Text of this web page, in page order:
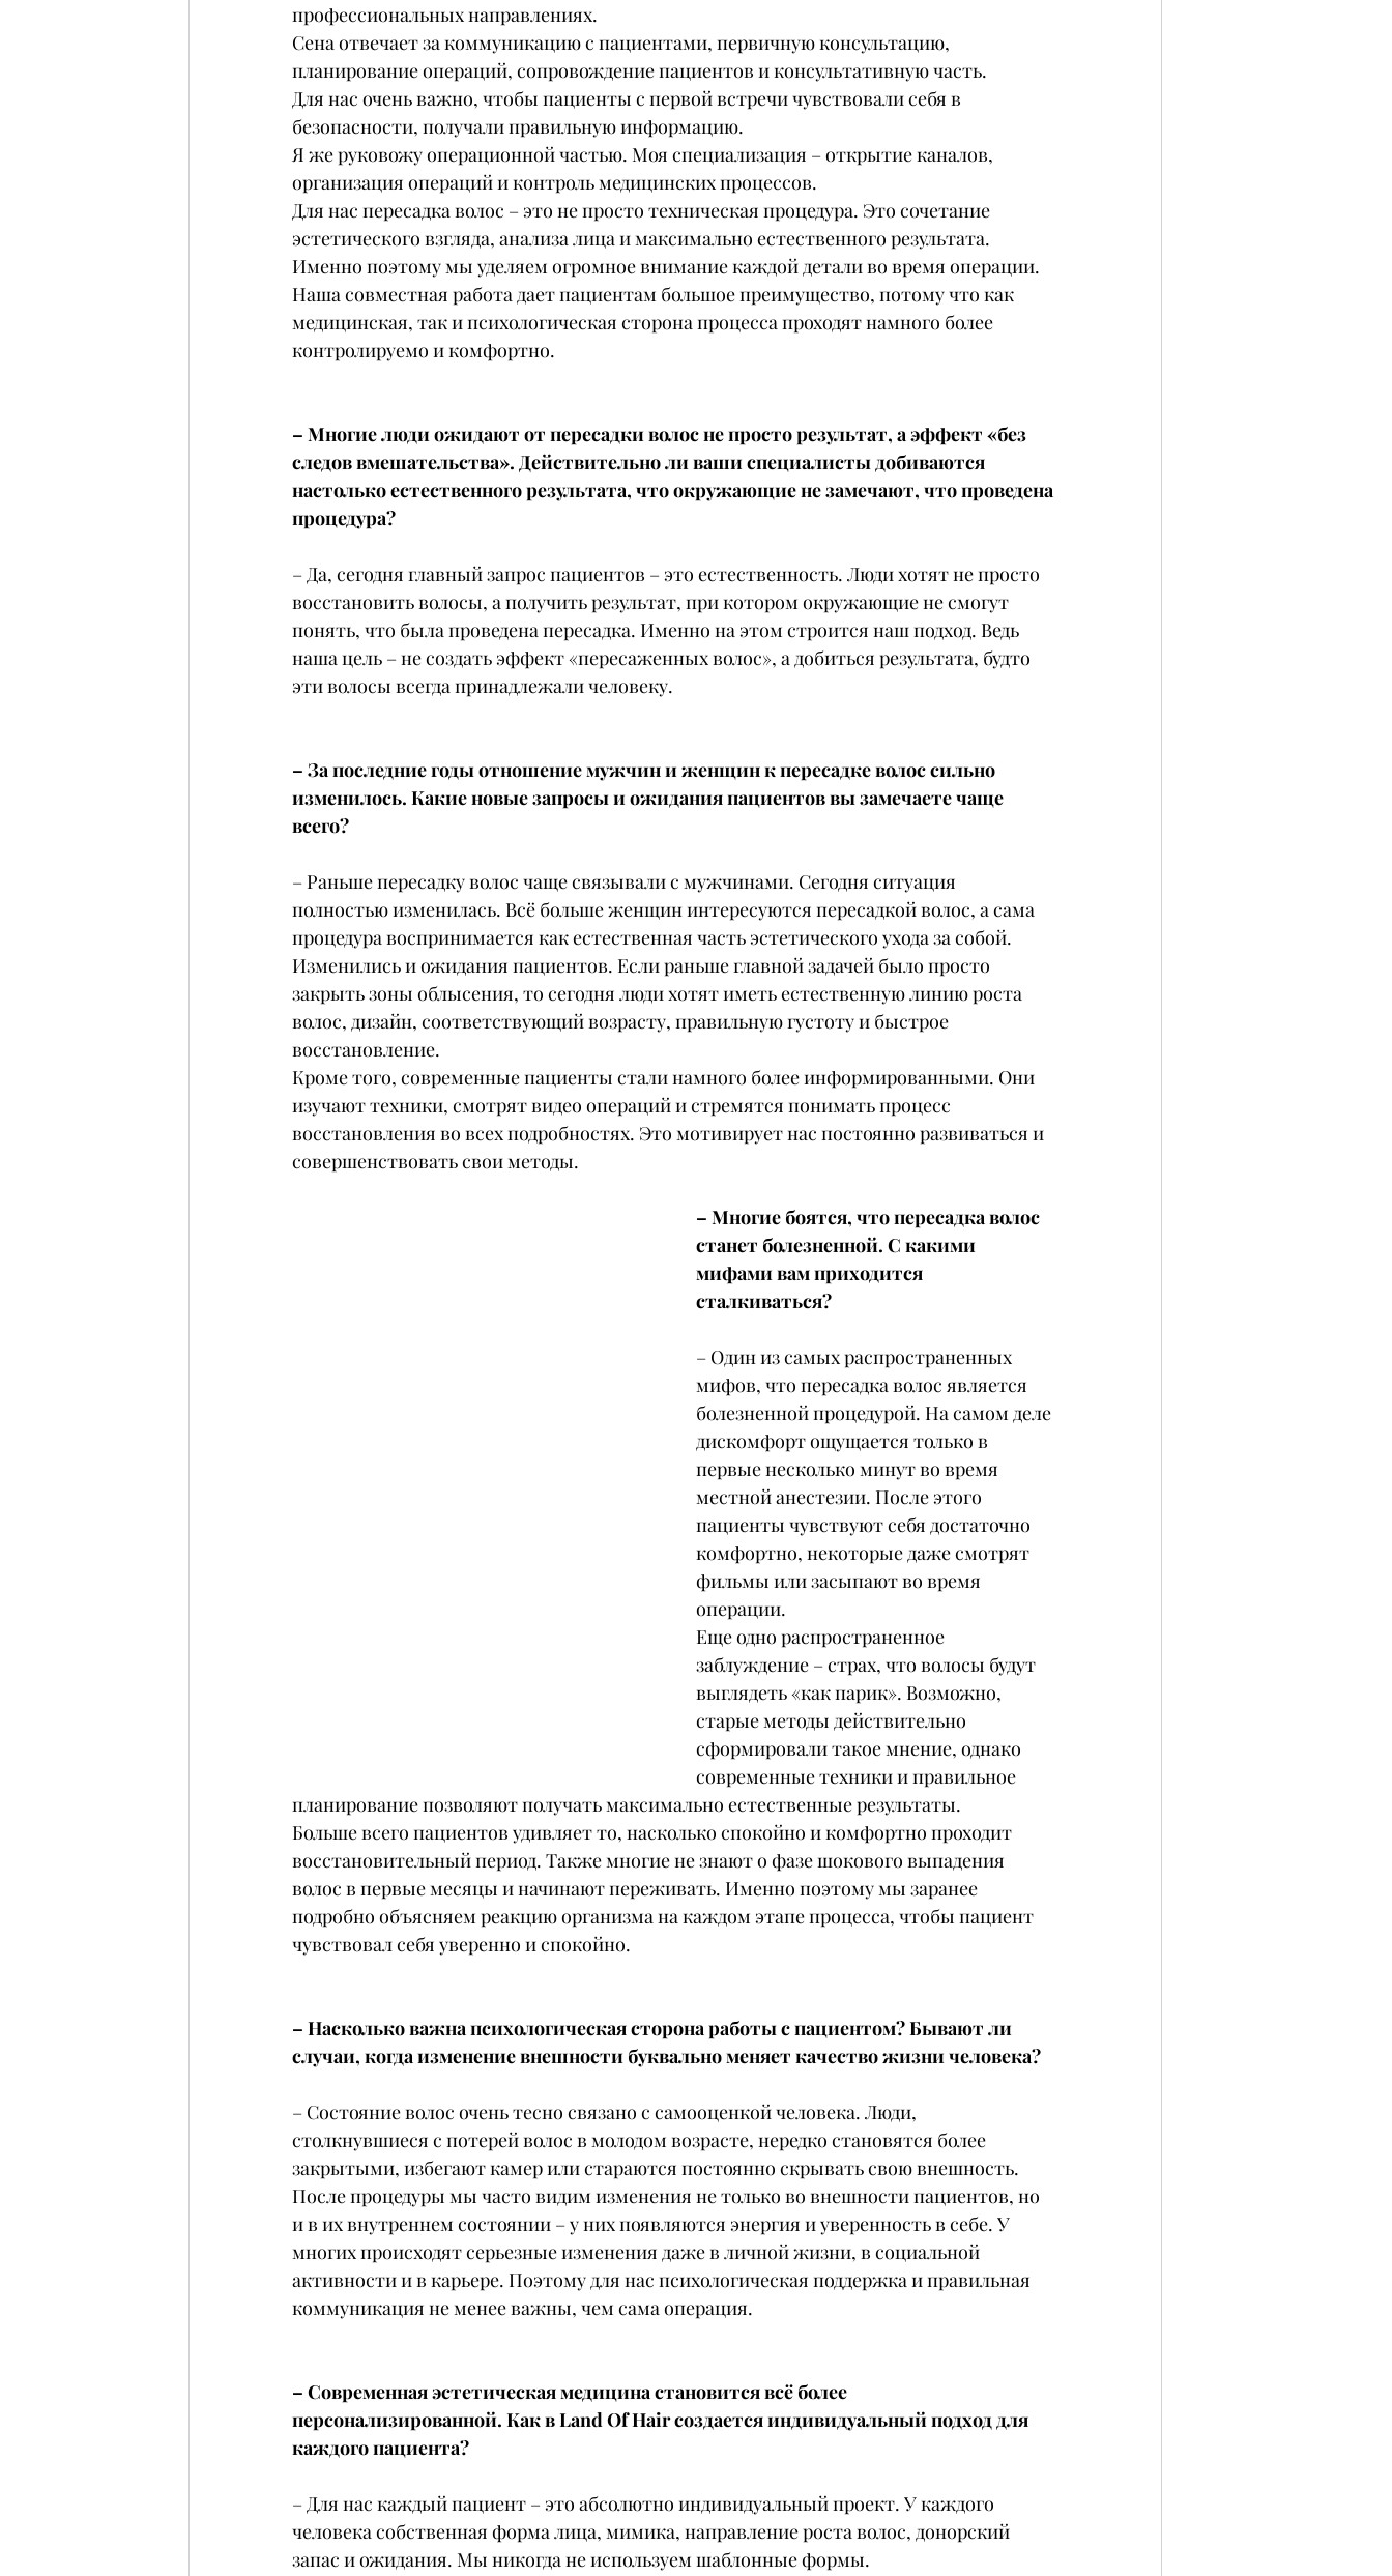
профессиональных направлениях.
Сена отвечает за коммуникацию с пациентами, первичную консультацию,
планирование операций, сопровождение пациентов и консультативную часть.
Для нас очень важно, чтобы пациенты с первой встречи чувствовали себя в
безопасности, получали правильную информацию.
Я же руковожу операционной частью. Моя специализация – открытие каналов,
организация операций и контроль медицинских процессов.
Для нас пересадка волос – это не просто техническая процедура. Это сочетание
эстетического взгляда, анализа лица и максимально естественного результата.
Именно поэтому мы уделяем огромное внимание каждой детали во время операции.
Наша совместная работа дает пациентам большое преимущество, потому что как
медицинская, так и психологическая сторона процесса проходят намного более
контролируемо и комфортно.
– Многие люди ожидают от пересадки волос не просто результат, а эффект «без
следов вмешательства». Действительно ли ваши специалисты добиваются
настолько естественного результата, что окружающие не замечают, что проведена
процедура?
– Да, сегодня главный запрос пациентов – это естественность. Люди хотят не просто
восстановить волосы, а получить результат, при котором окружающие не смогут
понять, что была проведена пересадка. Именно на этом строится наш подход. Ведь
наша цель – не создать эффект «пересаженных волос», а добиться результата, будто
эти волосы всегда принадлежали человеку.
– За последние годы отношение мужчин и женщин к пересадке волос сильно
изменилось. Какие новые запросы и ожидания пациентов вы замечаете чаще
всего?
– Раньше пересадку волос чаще связывали с мужчинами. Сегодня ситуация
полностью изменилась. Всё больше женщин интересуются пересадкой волос, а сама
процедура воспринимается как естественная часть эстетического ухода за собой.
Изменились и ожидания пациентов. Если раньше главной задачей было просто
закрыть зоны облысения, то сегодня люди хотят иметь естественную линию роста
волос, дизайн, соответствующий возрасту, правильную густоту и быстрое
восстановление.
Кроме того, современные пациенты стали намного более информированными. Они
изучают техники, смотрят видео операций и стремятся понимать процесс
восстановления во всех подробностях. Это мотивирует нас постоянно развиваться и
совершенствовать свои методы.
– Многие боятся, что пересадка волос
станет болезненной. С какими
мифами вам приходится
сталкиваться?
– Один из самых распространенных
мифов, что пересадка волос является
болезненной процедурой. На самом деле
дискомфорт ощущается только в
первые несколько минут во время
местной анестезии. После этого
пациенты чувствуют себя достаточно
комфортно, некоторые даже смотрят
фильмы или засыпают во время
операции.
Еще одно распространенное
заблуждение – страх, что волосы будут
выглядеть «как парик». Возможно,
старые методы действительно
сформировали такое мнение, однако
современные техники и правильное
планирование позволяют получать максимально естественные результаты.
Больше всего пациентов удивляет то, насколько спокойно и комфортно проходит
восстановительный период. Также многие не знают о фазе шокового выпадения
волос в первые месяцы и начинают переживать. Именно поэтому мы заранее
подробно объясняем реакцию организма на каждом этапе процесса, чтобы пациент
чувствовал себя уверенно и спокойно.
– Насколько важна психологическая сторона работы с пациентом? Бывают ли
случаи, когда изменение внешности буквально меняет качество жизни человека?
– Состояние волос очень тесно связано с самооценкой человека. Люди,
столкнувшиеся с потерей волос в молодом возрасте, нередко становятся более
закрытыми, избегают камер или стараются постоянно скрывать свою внешность.
После процедуры мы часто видим изменения не только во внешности пациентов, но
и в их внутреннем состоянии – у них появляются энергия и уверенность в себе. У
многих происходят серьезные изменения даже в личной жизни, в социальной
активности и в карьере. Поэтому для нас психологическая поддержка и правильная
коммуникация не менее важны, чем сама операция.
– Современная эстетическая медицина становится всё более
персонализированной. Как в Land Of Hair создается индивидуальный подход для
каждого пациента?
– Для нас каждый пациент – это абсолютно индивидуальный проект. У каждого
человека собственная форма лица, мимика, направление роста волос, донорский
запас и ожидания. Мы никогда не используем шаблонные формы.